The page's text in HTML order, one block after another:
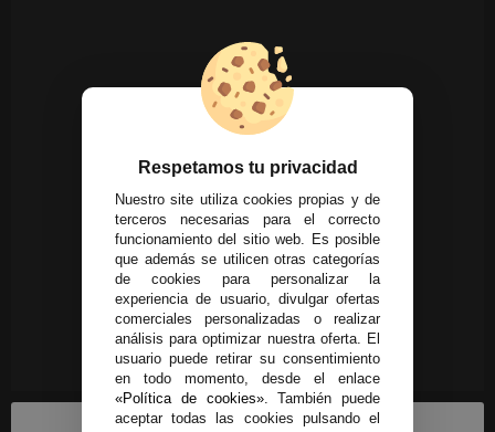
Respetamos tu privacidad
Nuestro site utiliza cookies propias y de
terceros necesarias para el correcto
funcionamiento del sitio web. Es posible
que además se utilicen otras categorías
de cookies para personalizar la
experiencia de usuario, divulgar ofertas
comerciales personalizadas o realizar
análisis para optimizar nuestra oferta. El
usuario puede retirar su consentimiento
en todo momento, desde el enlace
«Política de cookies». También puede
aceptar todas las cookies pulsando el